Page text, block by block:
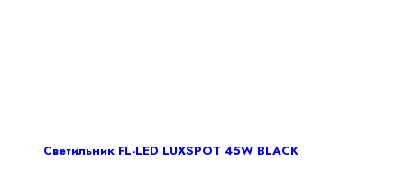
Светильник FL-LED LUXSPOT 45W BLACK